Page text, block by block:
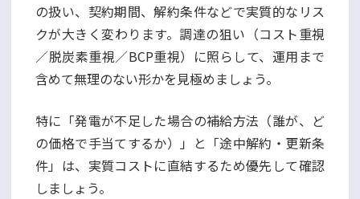
の扱い、契約期間、解約条件などで実質的なリス
クが大きく変わります。調達の狙い（コスト重視
／脱炭素重視／BCP重視）に照らして、運用まで
含めて無理のない形かを見極めましょう。
特に「発電が不足した場合の補給方法（誰が、ど
の価格で手当てするか）」と「途中解約・更新条
件」は、実質コストに直結するため優先して確認
しましょう。